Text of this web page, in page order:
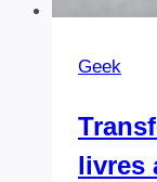
Geek
livres